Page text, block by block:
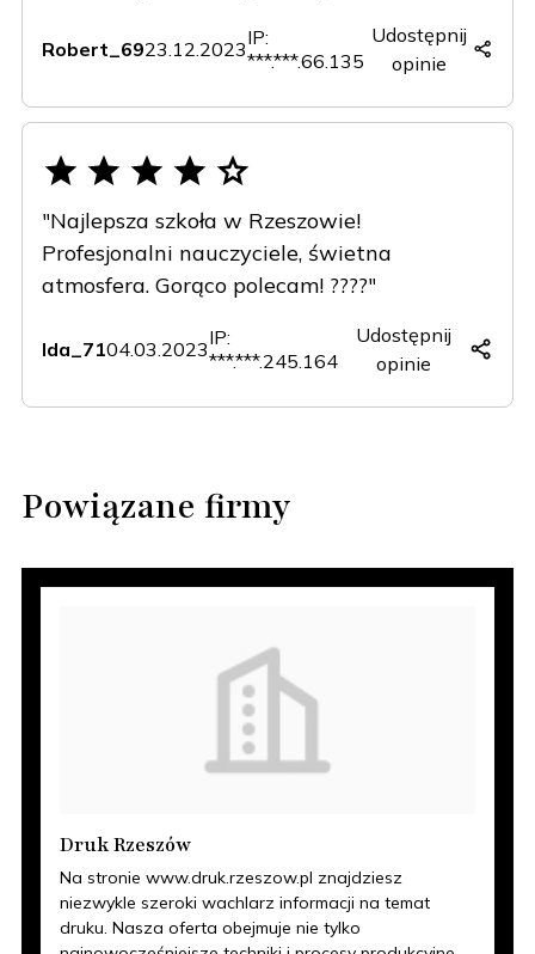
Robert_6923.12.2023IP:
***.***.66.135
Facebook
X
(Twitter)
LinkedIn
Udostępnij
opinie
"Najlepsza szkoła w Rzeszowie!
Profesjonalni nauczyciele, świetna
atmosfera. Gorąco polecam! ????"
Ida_7104.03.2023IP:
***.***.245.164
Facebook
X
(Twitter)
LinkedIn
Udostępnij
opinie
Powiązane firmy
Druk Rzeszów
Na stronie www.druk.rzeszow.pl znajdziesz
niezwykle szeroki wachlarz informacji na temat
druku. Nasza oferta obejmuje nie tylko